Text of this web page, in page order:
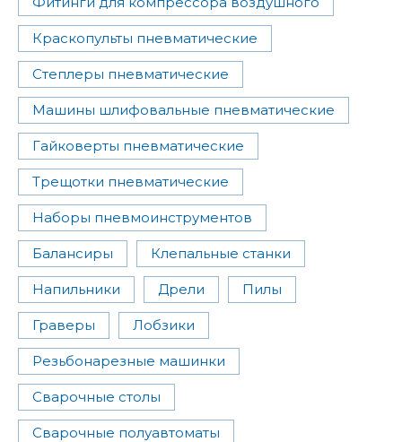
Краскопульты пневматические
Степлеры пневматические
Машины шлифовальные пневматические
Гайковерты пневматические
Трещотки пневматические
Наборы пневмоинструментов
Балансиры Клепальные станки
Напильники Дрели Пилы
Граверы Лобзики
Резьбонарезные машинки
Сварочные столы
Сварочные полуавтоматы